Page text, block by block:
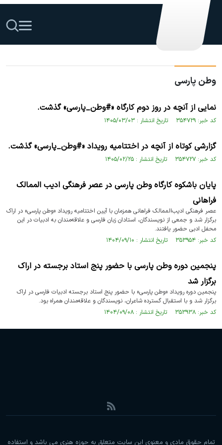
وطن پارسی
نمایی از آنچه در روز دوم کارگاه «#وطن_پارسی» گذشت.
کد خبر: ۳۵۴۷۲۹ تاریخ انتشار : ۱۴۰۵/۰۳/۰۳
گزارشی کوتاه از آنچه در اختتامیه رویداد «#وطن_پارسی» گذشت.
کد خبر: ۳۵۴۷۲۷ تاریخ انتشار : ۱۴۰۵/۰۲/۲۵
پایان باشکوه کارگاه وطن پارسی در عصر فرهنگی ادیب‌ الممالک
فراهانی
عصر فرهنگی ادیب‌الممالک فراهانی همزمان با آیین اختتامیه رویداد «وطن پارسی» در اراک
برگزار شد و جمعی از نویسندگان، استادان زبان فارسی و علاقه‌مندان به ادبیات در این
محفل ادبی حضور یافتند.
کد خبر: ۳۵۳۹۵۴ تاریخ انتشار : ۱۴۰۴/۰۹/۱۰
پنجمین دوره وطن پارسی با حضور پنج استاد برجسته در اراک
برگزار شد
پنجمین دوره رویداد «وطن پارسی» با حضور پنج استاد برجسته ادبیات فارسی در اراک
برگزار شد و با استقبال گسترده شاعران، نویسندگان و علاقه‌مندان همراه بود.
کد خبر: ۳۵۳۹۳۸ تاریخ انتشار : ۱۴۰۴/۰۹/۰۸
تمام حقوق مادی و معنوی این سایت متعلق به حوزه هنری می باشد و استفاده